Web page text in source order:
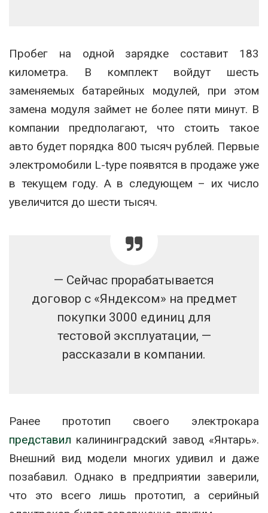
Пробег на одной зарядке составит 183
километра. В комплект войдут шесть
заменяемых батарейных модулей, при этом
замена модуля займет не более пяти минут. В
компании предполагают, что стоить такое
авто будет порядка 800 тысяч рублей. Первые
электромобили L-type появятся в продаже уже
в текущем году. А в следующем – их число
увеличится до шести тысяч.
— Сейчас прорабатывается
договор с «Яндексом» на предмет
покупки 3000 единиц для
тестовой эксплуатации, —
рассказали в компании.
Ранее прототип своего электрокара
представил калининградский завод «Янтарь».
Внешний вид модели многих удивил и даже
позабавил. Однако в предприятии заверили,
что это всего лишь прототип, а серийный